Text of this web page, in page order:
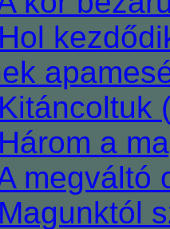
a
megváltó